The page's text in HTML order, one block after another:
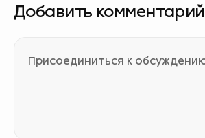
Добавить комментарий